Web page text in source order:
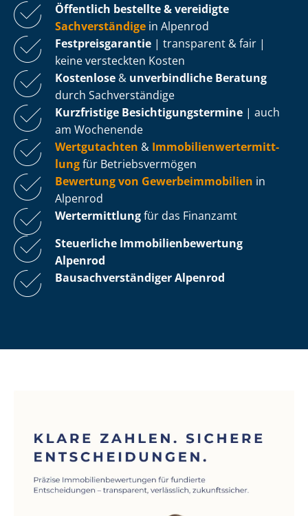
Öffentlich bestellte & vereidigte
Sachverständige in Alpenrod
Fest­preis­ga­ran­tie | transparent & fair |
keine versteckten Kosten
Kostenlose & unverbindliche Beratung
durch Sachverständige
Kurzfristige Be­sich­ti­gungs­ter­mi­ne | auch
am Wochenende
Wertgutachten & Im­mo­bi­li­en­wert­ermitt­
lungfür Be­triebs­ver­mö­gen
Bewertung von Ge­wer­be­im­mo­bi­li­en in
Alpenrod
Wertermittlungfür das Finanzamt
Steuerliche Im­mo­bi­li­en­be­wer­tung
Alpenrod
Bau­sach­ver­stän­di­ger Alpenrod